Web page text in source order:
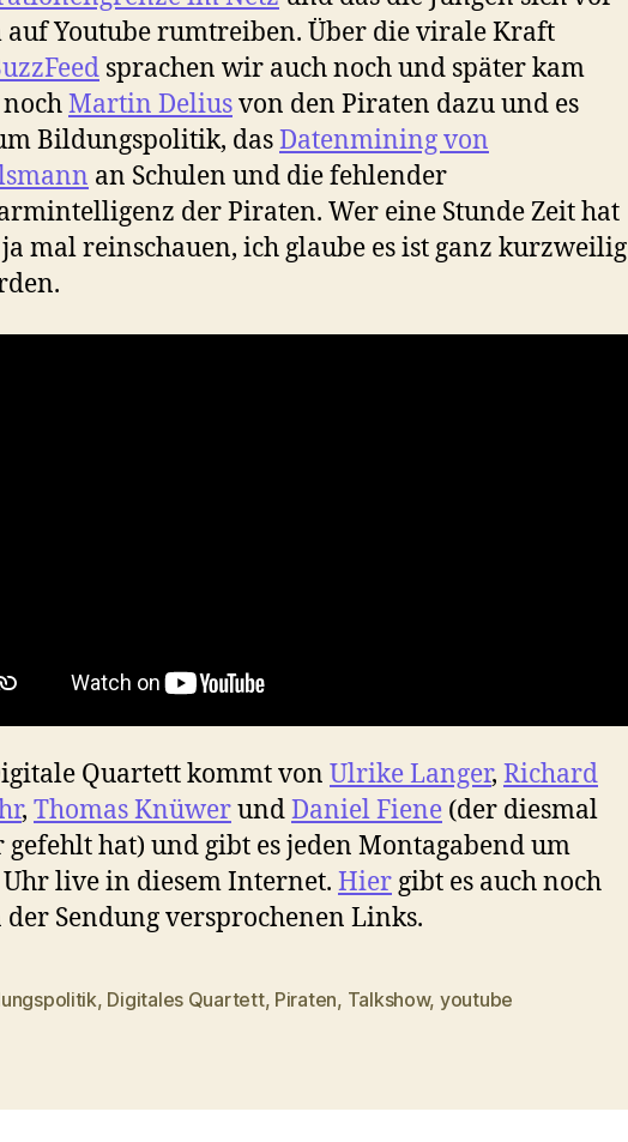
auf Youtube rumtreiben. Über die virale Kraft
sprachen wir auch noch und später kam
Martin Deliusvon den Piraten dazu und es
Bildungspolitik, dasDatenmining von
an Schulen und die fehlender
der Piraten. Wer eine Stunde Zeit hat
mal reinschauen, ich glaube es ist ganz kurzweilig
Quartett kommt von Ulrike Langer, Richard
, Thomas KnüwerundDaniel Fiene (der diesmal
gefehlt hat) und gibt es jeden Montagabend um
Uhr live in diesem Internet. Hier gibt es auch noch
Sendung versprochenen Links.
, Digitales Quartett, Piraten, Talkshow, youtube